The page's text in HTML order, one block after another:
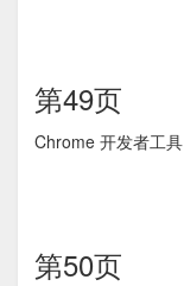
第49页
Chrome 开发者工具
第50页